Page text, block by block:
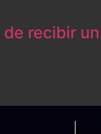
recibir